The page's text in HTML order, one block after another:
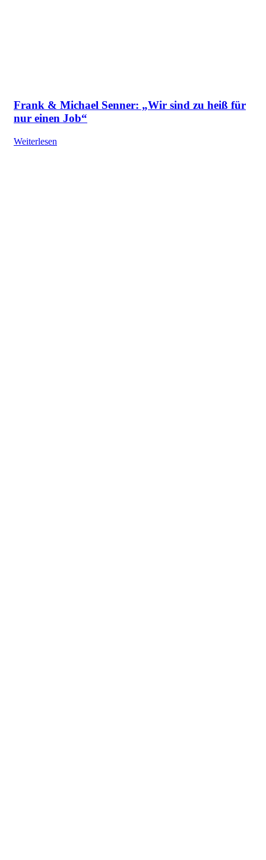
Frank & Michael Senner: „Wir sind zu heiß für
nur einen Job“
Weiterlesen